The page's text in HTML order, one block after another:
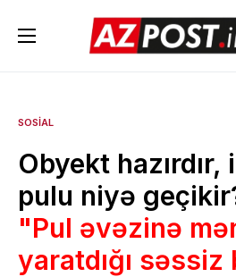
SOSIAL
Obyekt
pulu niyə
"Pul əvəzinə
yaratdığı səssiz